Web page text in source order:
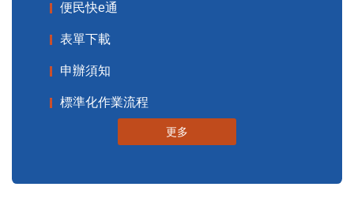
便民快e通
表單下載
申辦須知
標準化作業流程
更多